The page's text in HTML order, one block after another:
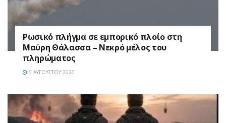
Ρωσικό πλήγμα σε εμπορικό πλοίο στη
Μαύρη Θάλασσα – Νεκρό μέλος του
πληρώματος
6 ΑΥΓΟΎΣΤΟΥ 2026